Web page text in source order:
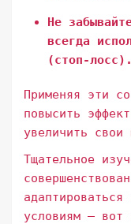
Не
всегда
(стоп-лосс).
Применяя эти
повысить
увеличить
Тщательное
условиям – вот